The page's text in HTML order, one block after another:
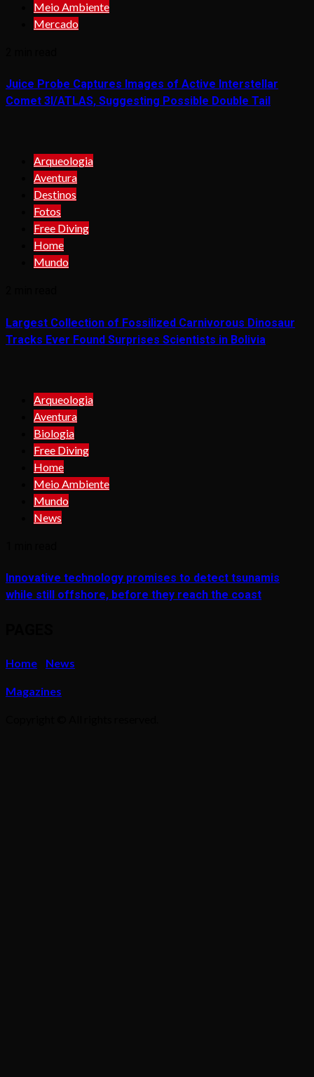
Meio Ambiente
Mercado
Juice Probe Captures Images of Active Interstellar
Comet 3I/ATLAS, Suggesting Possible Double Tail
Arqueologia
Aventura
Destinos
Fotos
Free Diving
Home
Mundo
Largest Collection of Fossilized Carnivorous Dinosaur
Tracks Ever Found Surprises Scientists in Bolivia
Arqueologia
Aventura
Biologia
Free Diving
Home
Meio Ambiente
Mundo
News
Innovative technology promises to detect tsunamis
while still offshore, before they reach the coast
Home News
Magazines